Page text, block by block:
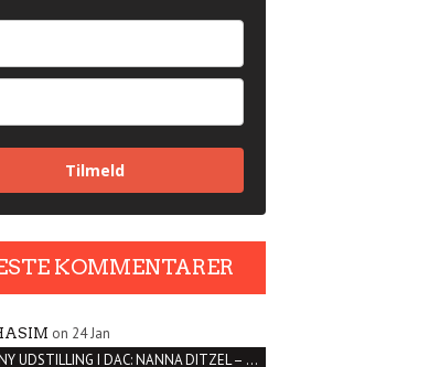
Tilmeld
KOMMENTARER
on 24 Jan
NY UDSTILLING I DAC: NANNA DITZEL – SÆT KROPPEN FRI